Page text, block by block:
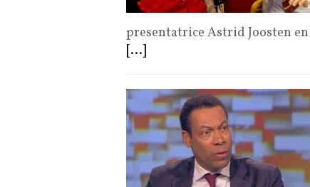
presentatrice Astrid Joosten
[...]